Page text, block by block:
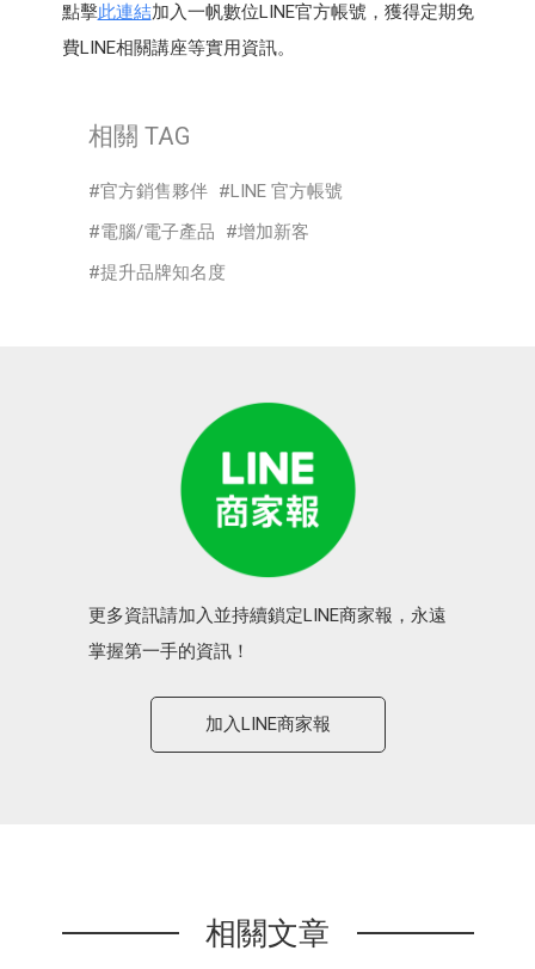
點擊此連結加入一帆數位LINE官方帳號，獲得定期免
費LINE相關講座等實用資訊。
相關 TAG
官方銷售夥伴
LINE 官方帳號
電腦/電子產品
增加新客
提升品牌知名度
更多資訊請加入並持續鎖定LINE商家報，永遠
掌握第一手的資訊！
加入LINE商家報
相關文章